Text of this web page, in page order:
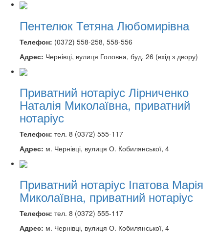
Пентелюк Тетяна Любомирівна
Телефон: (0372) 558-258, 558-556
Адрес: Чернівці, вулиця Головна, буд. 26 (вхід з двору)
Приватний нотаріус Лірниченко
Наталія Миколаївна, приватний
нотаріус
Телефон: тел. 8 (0372) 555-117
Адрес: м. Чернівці, вулиця О. Кобилянської, 4
Приватний нотаріус Іпатова Марія
Миколаївна, приватний нотаріус
Телефон: тел. 8 (0372) 555-117
Адрес: м. Чернівці, вулиця О. Кобилянської, 4